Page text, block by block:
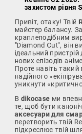
захистом рівня
Привіт, отаку! Твій
майстер балансу.
краплеподібним
"Diamond Cut", він
ідеальний
нових епізодів
Проте навіть
надійного
уникнути
В dikocase ми
те, щоб бути
аксесуари для
перетворить твій
підкреслює твій